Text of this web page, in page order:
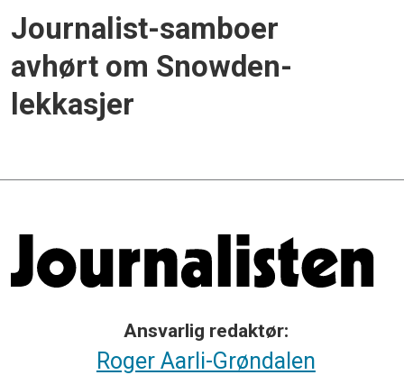
Journalist-samboer
avhørt om Snowden-
lekkasjer
Ansvarlig redaktør:
Roger Aarli-Grøndalen